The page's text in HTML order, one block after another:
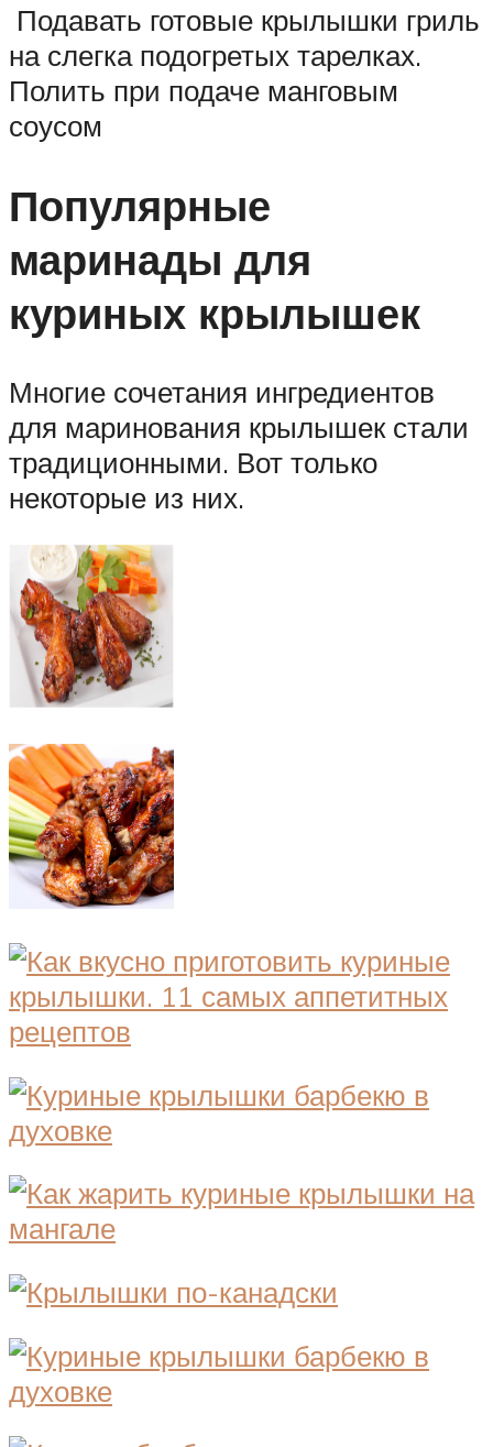
Подавать готовые крылышки гриль
на слегка подогретых тарелках.
Полить при подаче манговым
соусом
Популярные
маринады для
куриных крылышек
Многие сочетания ингредиентов
для маринования крылышек стали
традиционными. Вот только
некоторые из них.